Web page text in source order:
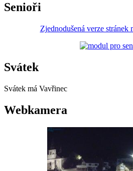
Senioři
Zjednodušená verze stránek
Svátek
Svátek má Vavřinec
Webkamera